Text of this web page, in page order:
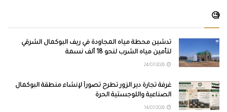
🧐
تدشين محطة مياه المجاودة في ريف البوكمال الشرقي
لتأمين مياه الشرب لنحو 18 ألف نسمة
غرفة تجارة دير الزور تطرح تصوراً لإنشاء منطقة البوكمال
الصناعية واللوجستية الحرة